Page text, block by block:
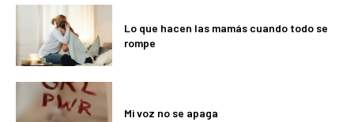
Lo que hacen las mamás cuando todo se
rompe
Mi voz no se apaga